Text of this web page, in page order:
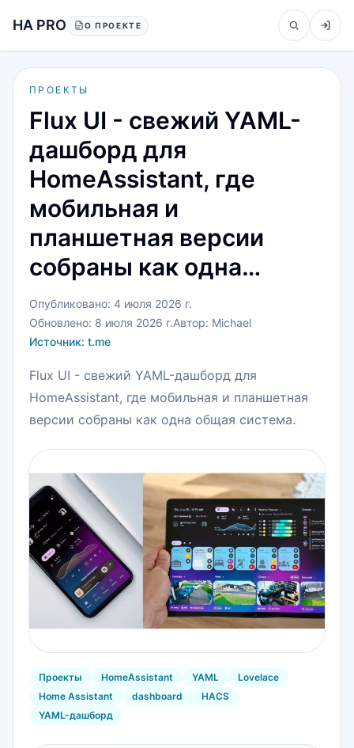
HA PRO О ПРОЕКТЕ
ПРОЕКТЫ
Flux UI - свежий YAML-
дашборд для
HomeAssistant, где
мобильная и
планшетная версии
собраны как одна…
Опубликовано: 4 июля 2026 г.
Обновлено: 8 июля 2026 г.Автор: Michael
Источник: t.me
Flux UI - свежий YAML-дашборд для
HomeAssistant, где мобильная и планшетная
версии собраны как одна общая система.
Проекты HomeAssistant YAML
Lovelace
Home Assistant
dashboard
HACS
YAML-дашборд